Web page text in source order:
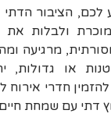
לכם, הציבור
ולבלות את
מרגיעה
או גדולות,
להזמין חדרי
דתי עם שמחת חיים